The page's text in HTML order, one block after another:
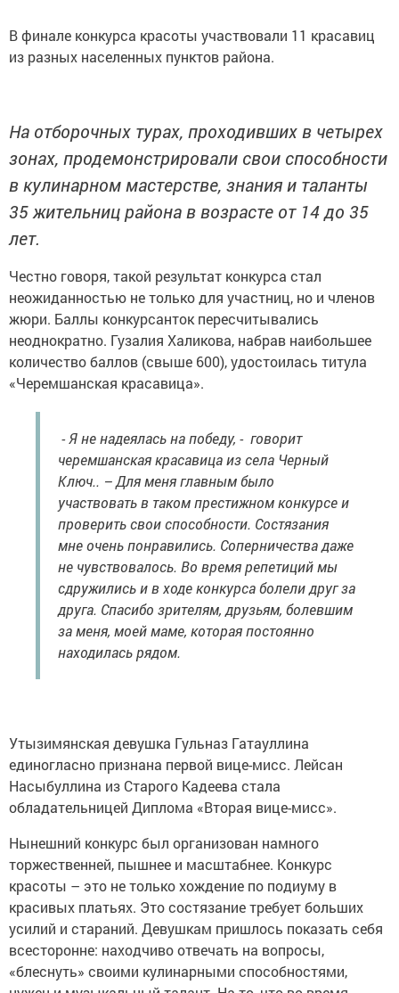
В финале конкурса красоты участвовали 11 красавиц
из разных населенных пунктов района.
На отборочных турах, проходивших в четырех
зонах, продемонстрировали свои способности
в кулинарном мастерстве, знания и таланты
35 жительниц района в возрасте от 14 до 35
лет.
Честно говоря, такой результат конкурса стал
неожиданностью не только для участниц, но и членов
жюри. Баллы конкурсанток пересчитывались
неоднократно. Гузалия Халикова, набрав наибольшее
количество баллов (свыше 600), удостоилась титула
«Черемшанская красавица».
- Я не надеялась на победу, - говорит
черемшанская красавица из села Черный
Ключ.. – Для меня главным было
участвовать в таком престижном конкурсе и
проверить свои способности. Состязания
мне очень понравились. Соперничества даже
не чувствовалось. Во время репетиций мы
сдружились и в ходе конкурса болели друг за
друга. Спасибо зрителям, друзьям, болевшим
за меня, моей маме, которая постоянно
находилась рядом.
Утызимянская девушка Гульназ Гатауллина
единогласно признана первой вице-мисс. Лейсан
Насыбуллина из Старого Кадеева стала
обладательницей Диплома «Вторая вице-мисс».
Нынешний конкурс был организован намного
торжественней, пышнее и масштабнее. Конкурс
красоты – это не только хождение по подиуму в
красивых платьях. Это состязание требует больших
усилий и стараний. Девушкам пришлось показать себя
всесторонне: находчиво отвечать на вопросы,
«блеснуть» своими кулинарными способностями,